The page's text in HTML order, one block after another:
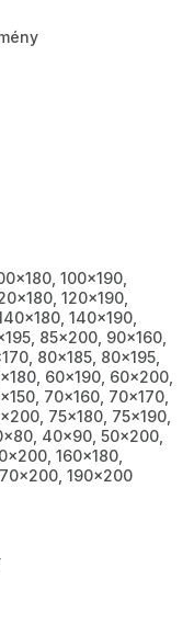
100x190,
120x190,
140x190,
85x200, 90x160,
80x185, 80x195,
60x190, 60x200,
70x160, 70x170,
75x180, 75x190,
40x90, 50x200,
160x180,
190x200